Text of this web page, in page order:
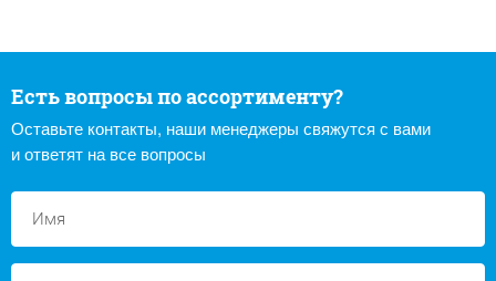
Есть вопросы по ассортименту?
Оставьте контакты, наши менеджеры свяжутся с вами
и ответят на все вопросы